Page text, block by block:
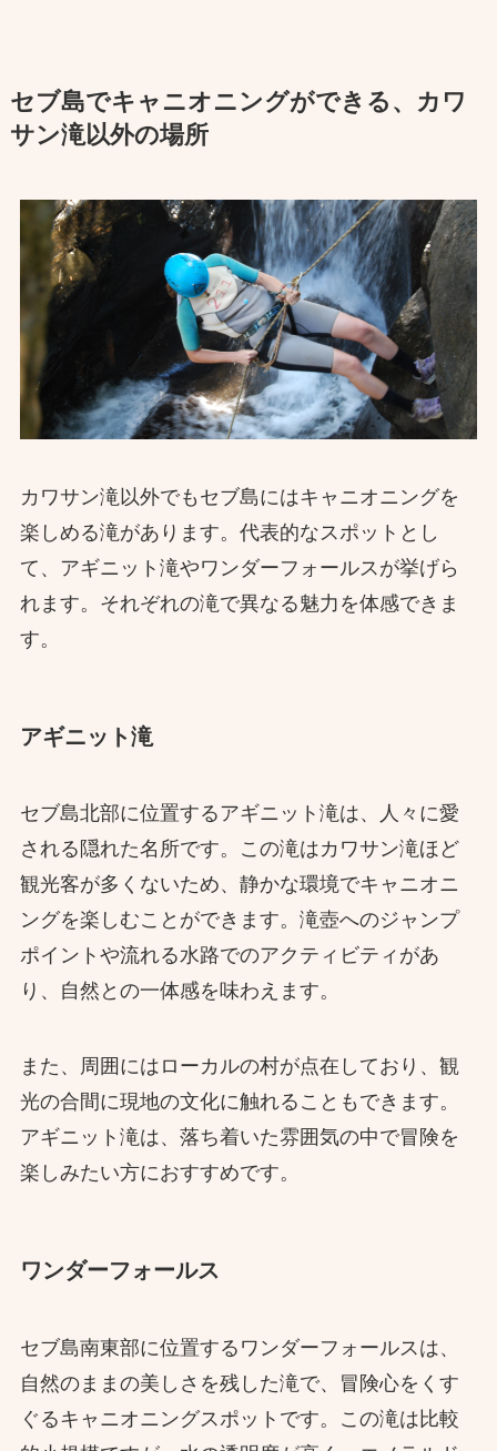
セブ島でキャニオニングができる、カワ
サン滝以外の場所
カワサン滝以外でもセブ島にはキャニオニングを
楽しめる滝があります。代表的なスポットとし
て、アギニット滝やワンダーフォールスが挙げら
れます。それぞれの滝で異なる魅力を体感できま
す。
アギニット滝
セブ島北部に位置するアギニット滝は、人々に愛
される隠れた名所です。この滝はカワサン滝ほど
観光客が多くないため、静かな環境でキャニオニ
ングを楽しむことができます。滝壺へのジャンプ
ポイントや流れる水路でのアクティビティがあ
り、自然との一体感を味わえます。
また、周囲にはローカルの村が点在しており、観
光の合間に現地の文化に触れることもできます。
アギニット滝は、落ち着いた雰囲気の中で冒険を
楽しみたい方におすすめです。
ワンダーフォールス
セブ島南東部に位置するワンダーフォールスは、
自然のままの美しさを残した滝で、冒険心をくす
ぐるキャニオニングスポットです。この滝は比較